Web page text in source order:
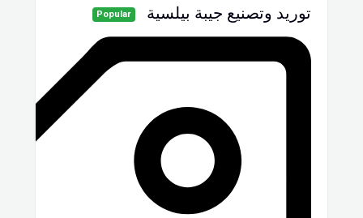
توريد وتصنيع جيبة بيلسية Popular